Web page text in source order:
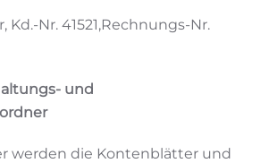
Kd.-Nr. 41521,Rechnungs-Nr.
und
werden die Kontenblätter und